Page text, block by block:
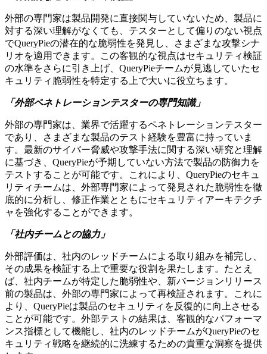
外部の専門家は製品開発に直接関与していないため、製品に
対する深い理解がなくても、テスターとして偏りのない視点
でQueryPieの潜在的な脆弱性を発見し、さまざまな攻撃シナ
リオを適用できます。この客観的な視点はセキュリティ検証
の水準をさらに引き上げ、QueryPieチームが見逃していたセ
キュリティ脆弱性を特定する上で大いに役立ちます。
「外部ペネトレーションテスターの専門知識」
外部の専門家は、業界で活躍するペネトレーションテスター
であり、さまざまな製品のテスト経験を豊富に持っていま
す。最新のサイバー脅威や攻撃手法に関する深い研究と理解
に基づき、QueryPieが予期していない方法で製品の防御力を
テストすることが可能です。これにより、QueryPieのセキュ
リティチームは、外部専門家によって発見された脆弱性を徹
底的に分析し、修正作業とともにセキュリティアーキテクチ
ャを強化することができます。
「社内チームとの協力」
外部評価は、社内のレッドチームによる取り組みを補完し、
その成果を検証する上で重要な役割を果たします。たとえ
ば、社内チームが特定した脆弱性や、新バージョンリリース
前の製品は、外部の専門家によって再検証されます。これに
より、QueryPieは製品のセキュリティを反復的に向上させる
ことが可能です。外部テストの結果は、客観的なパフォーマ
ンス指標として機能し、社内のレッドチームがQueryPieのセ
キュリティ戦略を継続的に洗練するための貴重な洞察を提供